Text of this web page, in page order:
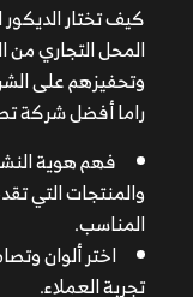
والمنتجات التي
المناسب.
اختر ألوان
العملاء.
تأكد من أن
المحل.
تجنب الزحام
لاستكشاف المنتجات.
كيف تختار
المحل التجاري
وتحفيزهم على
راما أفضل شركة
فهم هوية
والمنتجات التي
المناسب.
اختر ألوان
تجربة العملاء.